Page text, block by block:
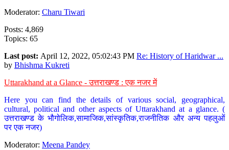
Moderator: Charu Tiwari
Posts: 4,869
Topics: 65
Last post: April 12, 2022, 05:02:43 PM Re: History of Haridwar ...
by Bhishma Kukreti
Uttarakhand at a Glance - उत्तराखण्ड : एक नजर में
Here you can find the details of various social, geographical,
cultural, political and other aspects of Uttarakhand at a glance. (
उत्तराखण्ड के भौगोलिक,सामाजिक,सांस्कृतिक,राजनीतिक और अन्य पहलुओं
पर एक नजर)
Moderator: Meena Pandey